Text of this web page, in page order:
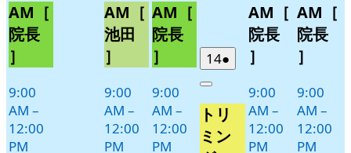
月
10
日
イ
ト)
AM［
院長
］
9:00
AM –
12:00
PM
月
12
日
イ
ベ
ト)
AM［
池田
］
9:00
AM –
12:00
PM
月
13
日
イ
ン
ト)
AM［
院長
］
9:00
AM –
12:00
PM
142026
年
月
14
●
件
ベ
Close
トリ
ミン
月
15
日
イ
ベ
ト)
AM［
院長
］
9:00
AM –
12:00
PM
月
16
日
イ
AM［
院長
］
9:00
AM –
12:00
PM